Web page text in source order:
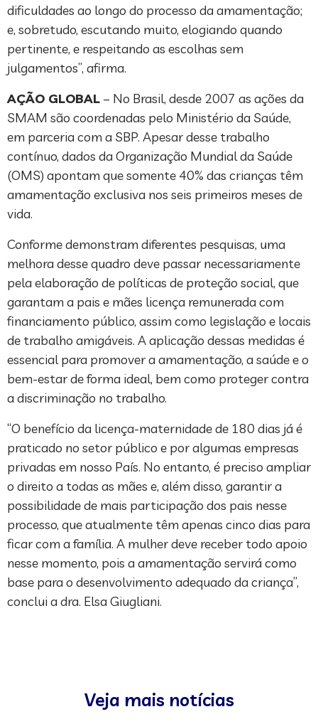
dificuldades ao longo do processo da amamentação;
e, sobretudo, escutando muito, elogiando quando
pertinente, e respeitando as escolhas sem
julgamentos”, afirma.
AÇÃO GLOBAL – No Brasil, desde 2007 as ações da
SMAM são coordenadas pelo Ministério da Saúde,
em parceria com a SBP. Apesar desse trabalho
contínuo, dados da Organização Mundial da Saúde
(OMS) apontam que somente 40% das crianças têm
amamentação exclusiva nos seis primeiros meses de
vida.
Conforme demonstram diferentes pesquisas, uma
melhora desse quadro deve passar necessariamente
pela elaboração de políticas de proteção social, que
garantam a pais e mães licença remunerada com
financiamento público, assim como legislação e locais
de trabalho amigáveis. A aplicação dessas medidas é
essencial para promover a amamentação, a saúde e o
bem-estar de forma ideal, bem como proteger contra
a discriminação no trabalho.
“O benefício da licença-maternidade de 180 dias já é
praticado no setor público e por algumas empresas
privadas em nosso País. No entanto, é preciso ampliar
o direito a todas as mães e, além disso, garantir a
possibilidade de mais participação dos pais nesse
processo, que atualmente têm apenas cinco dias para
ficar com a família. A mulher deve receber todo apoio
nesse momento, pois a amamentação servirá como
base para o desenvolvimento adequado da criança”,
conclui a dra. Elsa Giugliani.
Veja mais notícias